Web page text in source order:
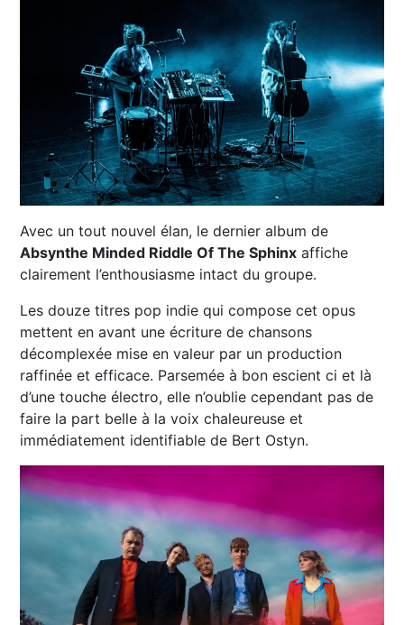
Avec un tout nouvel élan, le dernier album de
Absynthe Minded Riddle Of The Sphinx affiche
clairement l’enthousiasme intact du groupe.
Les douze titres pop indie qui compose cet opus
mettent en avant une écriture de chansons
décomplexée mise en valeur par un production
raffinée et efficace. Parsemée à bon escient ci et là
d’une touche électro, elle n’oublie cependant pas de
faire la part belle à la voix chaleureuse et
immédiatement identifiable de Bert Ostyn.